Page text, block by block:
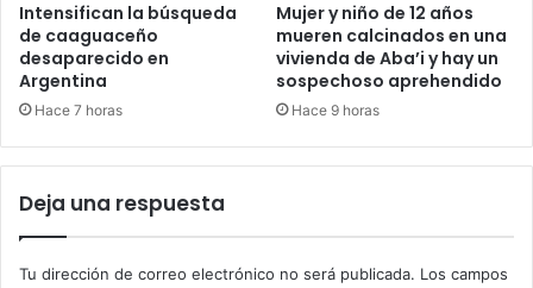
Intensifican la búsqueda
de caaguaceño
desaparecido en
Argentina
Hace 7 horas
Mujer y niño de 12 años
mueren calcinados en una
vivienda de Aba’i y hay un
sospechoso aprehendido
Hace 9 horas
Deja una respuesta
Tu dirección de correo electrónico no será publicada. Los campos